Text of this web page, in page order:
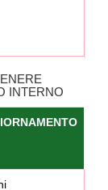
INTERNO